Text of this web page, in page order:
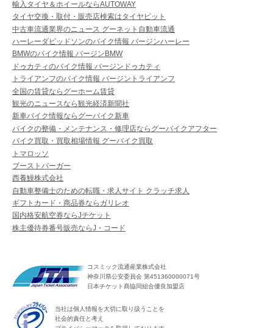
輸入タイヤ＆ホイールならAUTOWAY
タイヤ交換・取付・販売店検索はタイヤピット
中古車流通業界のニュース グーネット自動車流通
ハーレーダビッドソンのバイク情報 バージンハーレー
BMWのバイク情報 バージンBMW
ドゥカティのバイク情報 バージンドゥカティ
トライアンフのバイク情報 バージントライアンフ
全国の賃貸ならグーホーム賃貸
観光のニュースなら観光経済新聞社
新車バイク情報ならグーバイク新車
バイクの整備・メンテナンス・修理店ならグーバイクアフター
バイク買取・買取相場情報 グーバイク買取
トマロッソ
ブーストバーガー
西養鰻株式会社
自動車整備士のための転職・求人サイト クラッチ求人
ギフトカード・商品券ならガリレオ
国内格安航空券ならJチケット
株主優待券番号販売ならJ・コード
コスミック流通産業株式会社
神奈川県公安委員会 第451360000071号
日本チケット商協同組合優良加盟店
当社は個人情報を大切に取り扱うことを
社会的責任と考え